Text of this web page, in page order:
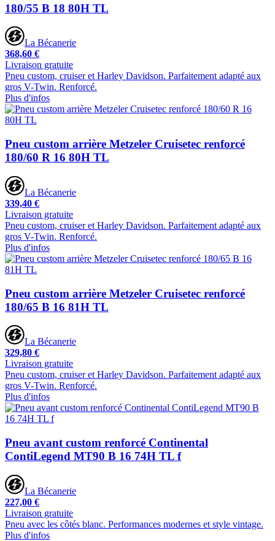
180/55 B 18 80H TL
La Bécanerie
368,60 €
Livraison gratuite
Pneu custom, cruiser et Harley Davidson. Parfaitement adapté aux
gros V-Twin. Renforcé.
Plus d'infos
Pneu custom arrière Metzeler Cruisetec renforcé
180/60 R 16 80H TL
La Bécanerie
339,40 €
Livraison gratuite
Pneu custom, cruiser et Harley Davidson. Parfaitement adapté aux
gros V-Twin. Renforcé.
Plus d'infos
Pneu custom arrière Metzeler Cruisetec renforcé
180/65 B 16 81H TL
La Bécanerie
329,80 €
Livraison gratuite
Pneu custom, cruiser et Harley Davidson. Parfaitement adapté aux
gros V-Twin. Renforcé.
Plus d'infos
Pneu avant custom renforcé Continental
ContiLegend MT90 B 16 74H TL f
La Bécanerie
227,00 €
Livraison gratuite
Pneu avec les côtés blanc. Performances modernes et style vintage.
Plus d'infos